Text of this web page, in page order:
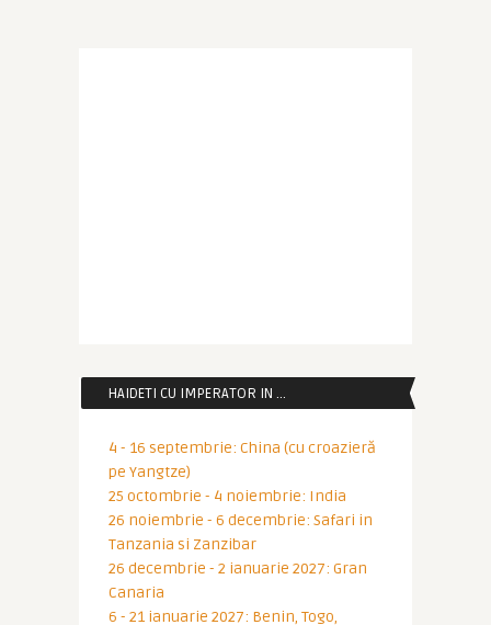
HAIDETI CU IMPERATOR IN …
4 - 16 septembrie: China (cu croazieră
pe Yangtze)
25 octombrie - 4 noiembrie: India
26 noiembrie - 6 decembrie: Safari in
Tanzania si Zanzibar
26 decembrie - 2 ianuarie 2027: Gran
Canaria
6 - 21 ianuarie 2027: Benin, Togo,